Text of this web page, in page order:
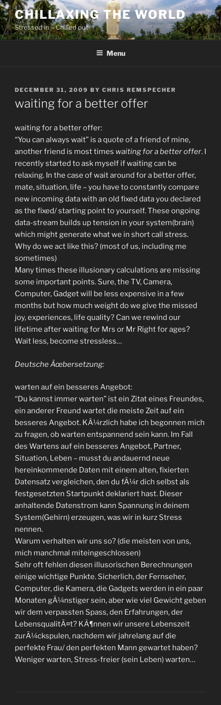
Skip
to
content
CHILLAXING THE WORLD
Stressed in – Chilled out
Menu
POSTED
DECEMBER 31, 2009 BY CHRIS REMSPECHER
waiting for a better offer
waiting for a better offer:
“You can always wait” is a quote of a friend of mine,
another friend is most times waiting for a better offer. I
recently started to ask myself if waiting can be
relaxing. In the case of wait around for a better offer,
mate, situation, life – you have to constantly compare
new incoming data with an old fixed data you declared
as the fixed/ starting point to yourself. These ongoing
data-stream builds up tension in your system(brain)
which might generate what we in short call stress.
Why do we act like this? (most of us, including me
sometimes)
Many times these illusionary calculations are missing
some important points. Sure, the TV, Camera,
Computer, Gadget will be less expensive in a few
months but how much weight do we give the missed
joy, experiences, life quality? Can we rewind our
lifetime after waiting for Mrs or Mr Right for ages?
Wait less, become stressless…
Deutsche Ãœbersetzung:
warten auf ein besseres Angebot:
“Du kannst immer warten” ist ein Zitat eines Freundes,
ein anderer Freund wartet die meiste Zeit auf ein
besseres Angebot. KÃ¼rzlich habe ich begonnen mich
zu fragen, ob warten entspannend sein kann. Im Fall
des Wartens auf ein besseres Angebot, Partner,
Situation, Leben – musst du andauernd neue
hereinkommende Daten mit einem alten, fixierten
Datensatz vergleichen, den du fÃ¼r dich selbst als
festgesetzten Startpunkt deklariert hast. Dieser
anhaltende Datenstrom kann Spannung in deinem
System(Gehirn) erzeugen, was wir in kurz Stress
nennen.
Warum verhalten wir uns so? (die meisten von uns,
mich manchmal miteingeschlossen)
Sehr oft fehlen diesen illusorischen Berechnungen
einige wichtige Punkte. Sicherlich, der Fernseher,
Computer, die Kamera, die Gadgets werden in ein paar
Monaten gÃ¼nstiger sein, aber wie viel Gewicht geben
wir dem verpassten Spass, den Erfahrungen, der
LebensqualitÃ¤t? KÃ¶nnen wir unsere Lebenszeit
zurÃ¼ckspulen, nachdem wir jahrelang auf die
perfekte Frau/ den perfekten Mann gewartet haben?
Weniger warten, Stress-freier (sein Leben) warten…